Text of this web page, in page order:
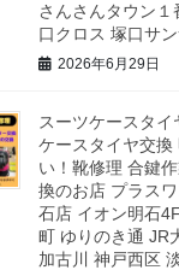
さんさんタウン
口クロス 塚口サ
2026年6月29日
スーツケースタ
ケースタイヤ交
い！靴修理 合鍵
換のお店 プラス
石店 イオン明石
町 ゆりのき通 JR
加古川 神戸西区